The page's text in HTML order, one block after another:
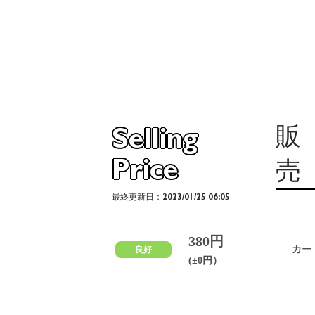
Selling
Price
販
売
最終更新日：2023/01/25 06:05
良好
380円
(±0円）
カー